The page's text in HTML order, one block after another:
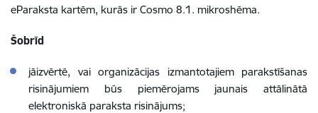
eParaksta kartēm, kurās ir Cosmo 8.1. mikroshēma.
Šobrīd
jāizvērtē, vai organizācijas izmantotajiem parakstīšanas
risinājumiem būs piemērojams jaunais attālinātā
elektroniskā paraksta risinājums;